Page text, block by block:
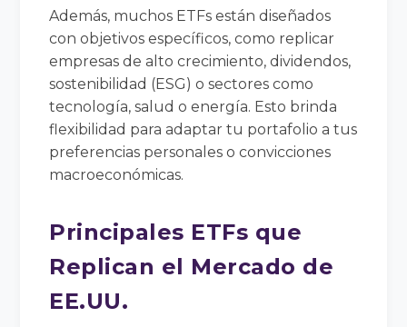
Además, muchos ETFs están diseñados
con objetivos específicos, como replicar
empresas de alto crecimiento, dividendos,
sostenibilidad (ESG) o sectores como
tecnología, salud o energía. Esto brinda
flexibilidad para adaptar tu portafolio a tus
preferencias personales o convicciones
macroeconómicas.
Principales ETFs que
Replican el Mercado de
EE.UU.